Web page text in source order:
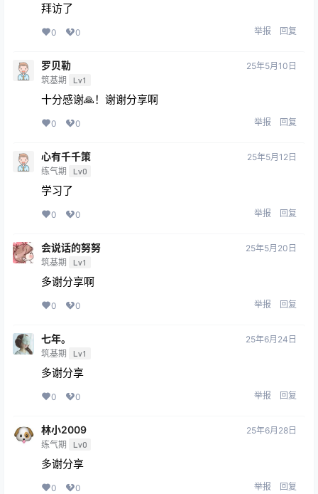
拜访了
0 0 举报 回复
罗贝勒
筑基期 Lv1
25年5月10日
十分感谢🙏！谢谢分享啊
0 0 举报 回复
心有千千策
练气期 Lv0
25年5月12日
学习了
0 0 举报 回复
会说话的努努
筑基期 Lv1
25年5月20日
多谢分享啊
0 0 举报 回复
七年。
筑基期 Lv1
25年6月24日
多谢分享
0 0 举报 回复
林小2009
练气期 Lv0
25年6月28日
多谢分享
0 0 举报 回复